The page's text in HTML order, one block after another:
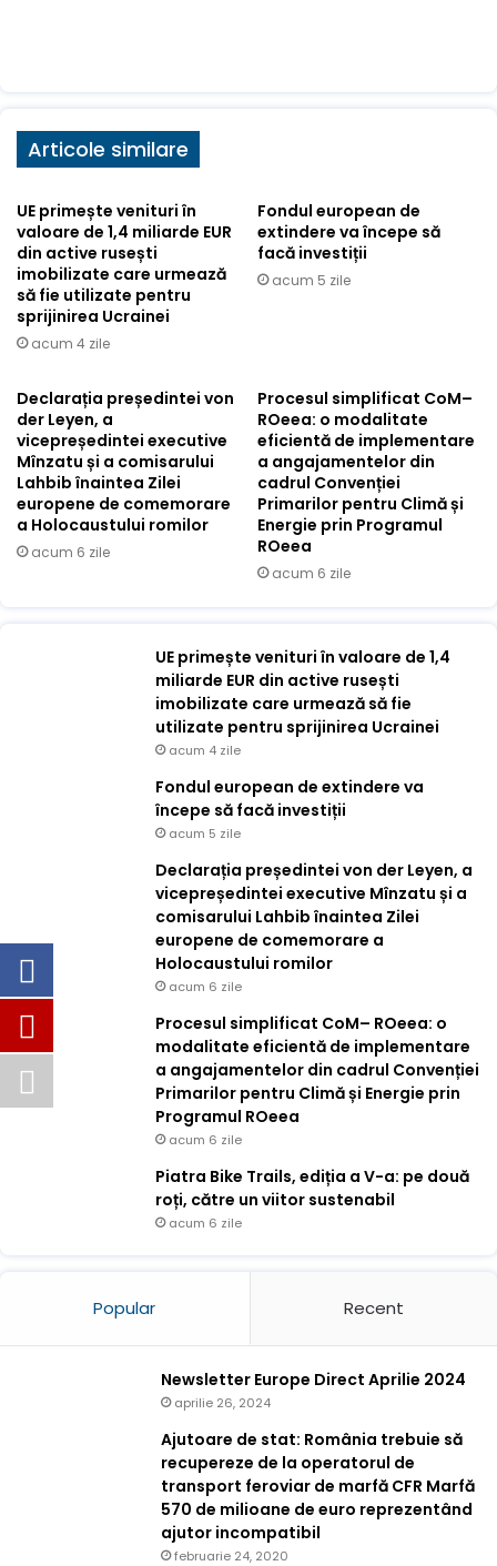
Articole similare
UE primește venituri în
valoare de 1,4 miliarde EUR
din active rusești
imobilizate care urmează
să fie utilizate pentru
sprijinirea Ucrainei
acum 4 zile
Fondul european de
extindere va începe să
facă investiții
acum 5 zile
Declarația președintei von
der Leyen, a
vicepreședintei executive
Mînzatu și a comisarului
Lahbib înaintea Zilei
europene de comemorare
a Holocaustului romilor
acum 6 zile
Procesul simplificat CoM–
ROeea: o modalitate
eficientă de implementare
a angajamentelor din
cadrul Convenției
Primarilor pentru Climă și
Energie prin Programul
ROeea
acum 6 zile
UE primește venituri în valoare de 1,4
miliarde EUR din active rusești
imobilizate care urmează să fie
utilizate pentru sprijinirea Ucrainei
acum 4 zile
Fondul european de extindere va
începe să facă investiții
acum 5 zile
Declarația președintei von der Leyen, a
vicepreședintei executive Mînzatu și a
comisarului Lahbib înaintea Zilei
europene de comemorare a
Holocaustului romilor
acum 6 zile
Procesul simplificat CoM– ROeea: o
modalitate eficientă de implementare
a angajamentelor din cadrul Convenției
Primarilor pentru Climă și Energie prin
Programul ROeea
acum 6 zile
Piatra Bike Trails, ediția a V-a: pe două
roți, către un viitor sustenabil
acum 6 zile
Popular Recent
Newsletter Europe Direct Aprilie 2024
aprilie 26, 2024
Ajutoare de stat: România trebuie să
recupereze de la operatorul de
transport feroviar de marfă CFR Marfă
570 de milioane de euro reprezentând
ajutor incompatibil
februarie 24, 2020